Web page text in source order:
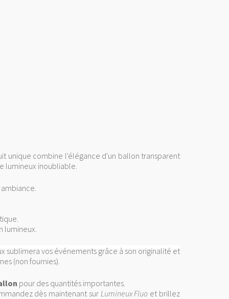
unique combine l'élégance d'un ballon transparent
lumineux inoubliable.
lumineux.
sublimera vos événements grâce à son originalité et
(non fournies).
pour des quantités importantes.
dès maintenant sur Lumineux Fluo et brillez